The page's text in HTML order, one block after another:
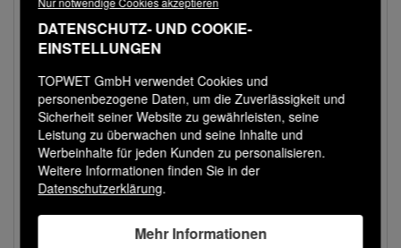
DATENSCHUTZ- UND COOKIE-
EINSTELLUNGEN
TOPWET GmbH verwendet Cookies und
personenbezogene Daten, um die Zuverlässigkeit und
Sicherheit seiner Website zu gewährleisten, seine
Leistung zu überwachen und seine Inhalte und
Werbeinhalte für jeden Kunden zu personalisieren.
Weitere Informationen finden Sie in der
Datenschutzerklärung.
Mehr Informationen
− +